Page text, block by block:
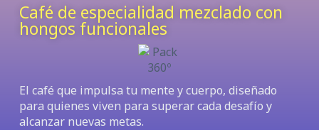
Café de especialidad mezclado con
hongos funcionales
El café que impulsa tu mente y cuerpo, diseñado
para quienes viven para superar cada desafío y
alcanzar nuevas metas.